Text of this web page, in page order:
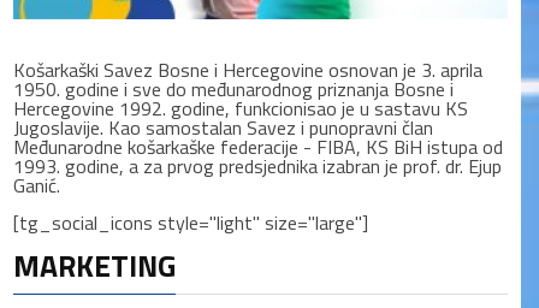
Košarkaški Savez Bosne i Hercegovine osnovan je 3. aprila
1950. godine i sve do međunarodnog priznanja Bosne i
Hercegovine 1992. godine, funkcionisao je u sastavu KS
Jugoslavije. Kao samostalan Savez i punopravni član
Međunarodne košarkaške federacije - FIBA, KS BiH istupa od
1993. godine, a za prvog predsjednika izabran je prof. dr. Ejup
Ganić.
[tg_social_icons style="light" size="large"]
MARKETING